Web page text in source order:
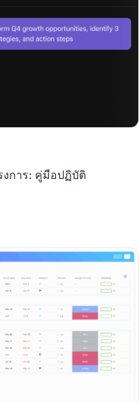
งการ: คู่มือปฏิบัติ